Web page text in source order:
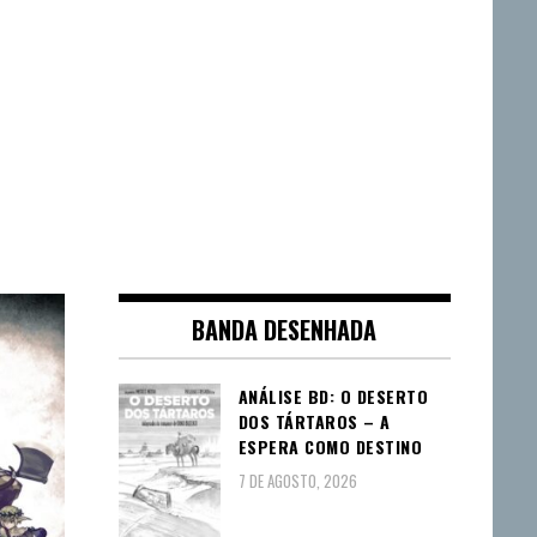
BANDA DESENHADA
ANÁLISE BD: O DESERTO
DOS TÁRTAROS – A
ESPERA COMO DESTINO
7 DE AGOSTO, 2026